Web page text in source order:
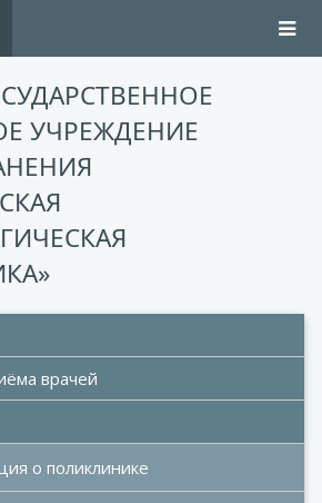
УЧРЕЖДЕНИЕ
врачей
о поликлинике